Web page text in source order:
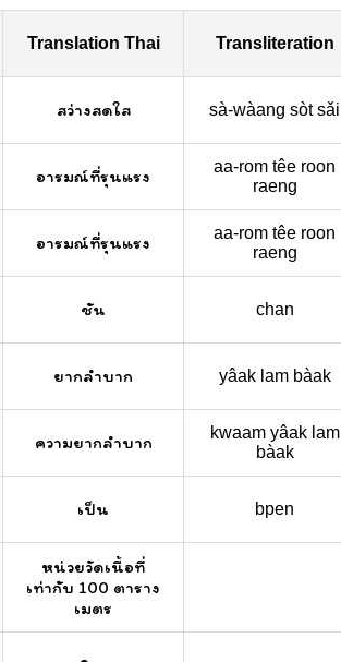
Translation Thai Transliteration
สว่างสดใส sà-wàang sòt sǎi
อารมณ์ที่รุนแรง
aa-rom têe roon
raeng
อารมณ์ที่รุนแรง
aa-rom têe roon
raeng
ชัน chan
ยากลำบาก yâak lam bàak
ความยากลำบาก
kwaam yâak lam
bàak
เป็น bpen
หน่วยวัดเนื้อที่
เท่ากับ 100 ตาราง
เมตร